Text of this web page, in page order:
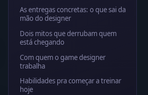
As entregas concretas: o que sai da
mão do designer
Dois mitos que derrubam quem
está chegando
Com quem o game designer
trabalha
Habilidades pra começar a treinar
hoje